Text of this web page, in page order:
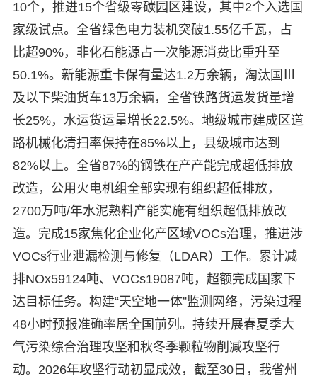
10个，推进15个省级零碳园区建设，其中2个入选国
家级试点。全省绿色电力装机突破1.55亿千瓦，占
比超90%，非化石能源占一次能源消费比重升至
50.1%。新能源重卡保有量达1.2万余辆，淘汰国Ⅲ
及以下柴油货车13万余辆，全省铁路货运发货量增
长25%，水运货运量增长22.5%。地级城市建成区道
路机械化清扫率保持在85%以上，县级城市达到
82%以上。全省87%的钢铁在产产能完成超低排放
改造，公用火电机组全部实现有组织超低排放，
2700万吨/年水泥熟料产能实施有组织超低排放改
造。完成15家焦化企业化产区域VOCs治理，推进涉
VOCs行业泄漏检测与修复（LDAR）工作。累计减
排NOx59124吨、VOCs19087吨，超额完成国家下
达目标任务。构建“天空地一体”监测网络，污染过程
48小时预报准确率居全国前列。持续开展春夏季大
气污染综合治理攻坚和秋冬季颗粒物削减攻坚行
动。2026年攻坚行动初显成效， 截至30日，我省州